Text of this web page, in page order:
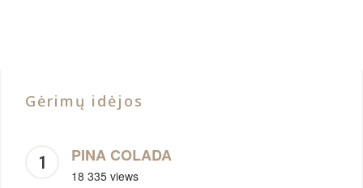
Gėrimų idėjos
PINA COLADA
18 335 views